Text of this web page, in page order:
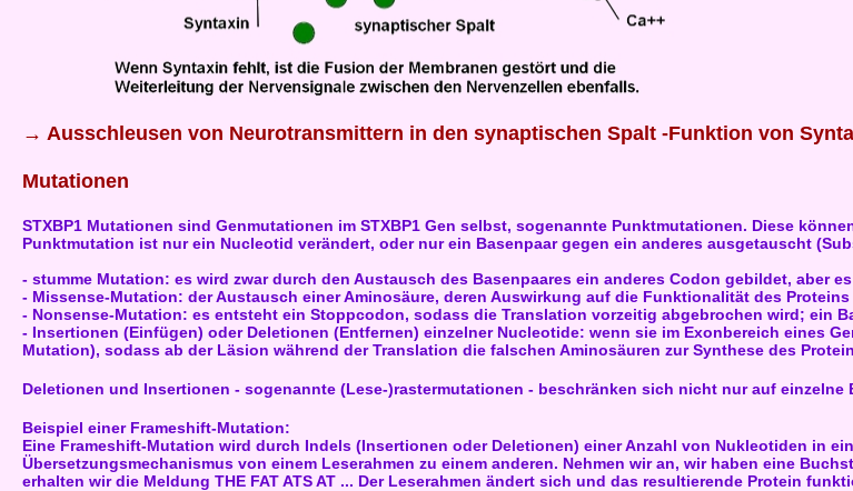
→ Ausschleusen von Neurotransmittern in den synaptischen Spalt -Funktion von
Mutationen
STXBP1 Mutationen sind Genmutationen im STXBP1 Gen selbst, sogenannte Punktmutationen. Diese
Punktmutation ist nur ein Nucleotid verändert, oder nur ein Basenpaar gegen ein anderes ausgetauscht
- stumme Mutation: es wird zwar durch den Austausch des Basenpaares ein anderes Codon gebildet, aber
- Missense-Mutation: der Austausch einer Aminosäure, deren Auswirkung auf die Funktionalität des
- Nonsense-Mutation: es entsteht ein Stoppcodon, sodass die Translation vorzeitig abgebrochen wird; ein
- Insertionen (Einfügen) oder Deletionen (Entfernen) einzelner Nucleotide: wenn sie im Exonbereich eines
Mutation), sodass ab der Läsion während der Translation die falschen Aminosäuren zur Synthese des
Deletionen und Insertionen - sogenannte (Lese-)rastermutationen - beschränken sich nicht nur auf
Beispiel einer Frameshift-Mutation:
Eine Frameshift-Mutation wird durch Indels (Insertionen oder Deletionen) einer Anzahl von Nukleotiden in
Übersetzungsmechanismus von einem Leserahmen zu einem anderen. Nehmen wir an, wir haben eine
erhalten wir die Meldung THE FAT ATS AT ... Der Leserahmen ändert sich und das resultierende Protein